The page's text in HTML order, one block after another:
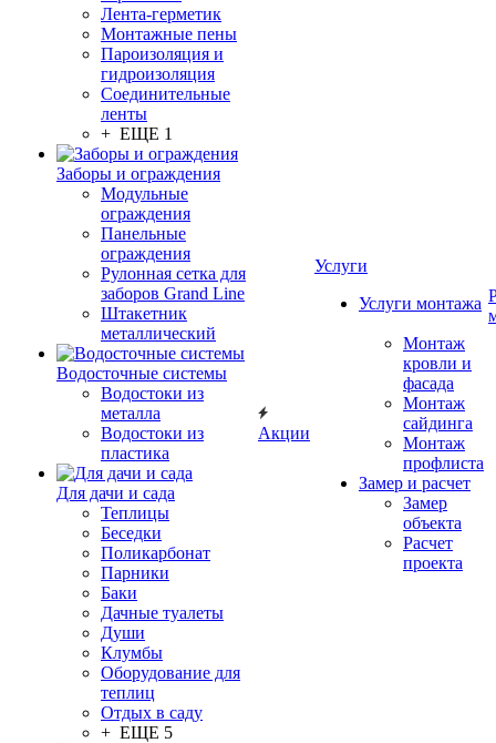
Лента-герметик
Монтажные пены
Пароизоляция и
гидроизоляция
Соединительные
ленты
+ ЕЩЕ 1
Заборы и ограждения
Модульные
ограждения
Панельные
ограждения
Рулонная сетка для
заборов Grand Line
Штакетник
металлический
Водосточные системы
Водостоки из
металла
Водостоки из
пластика
Для дачи и сада
Теплицы
Беседки
Поликарбонат
Парники
Баки
Дачные туалеты
Души
Клумбы
Оборудование для
теплиц
Отдых в саду
+ ЕЩЕ 5
Акции
Услуги
Услуги монтажа
Монтаж
кровли и
фасада
Монтаж
сайдинга
Монтаж
профлиста
Замер и расчет
Замер
объекта
Расчет
проекта